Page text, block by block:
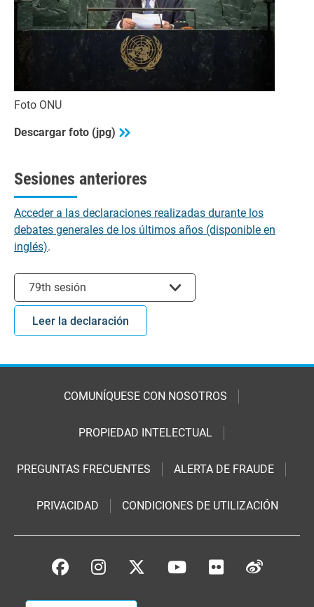
Foto ONU
Descargar foto (jpg)
Sesiones anteriores
Acceder a las declaraciones realizadas durante los
debates generales de los últimos años (disponible en
inglés).
79th sesión
Leer la declaración
COMUNÍQUESE CON NOSOTROS
PROPIEDAD INTELECTUAL
PREGUNTAS FRECUENTES ALERTA DE FRAUDE
PRIVACIDAD CONDICIONES DE UTILIZACIÓN